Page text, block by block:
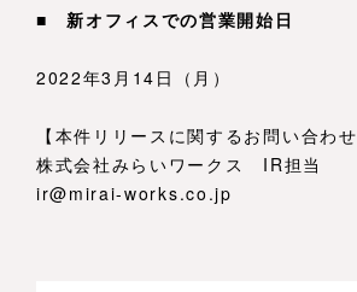
■ 新オフィスでの営業開始日
2022年3月14日（月）
【本件リリースに関するお問い合わせ
株式会社みらいワークス IR担当
ir@mirai-works.co.jp